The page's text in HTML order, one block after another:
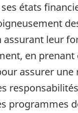
états
assurant leur
en prenant
assurer une
programmes